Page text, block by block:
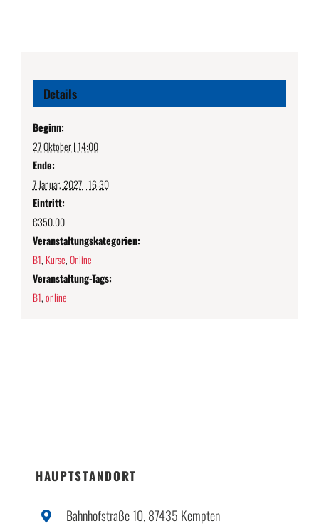
Details
Beginn:
27 Oktober | 14:00
Ende:
7 Januar, 2027 | 16:30
Eintritt:
€350.00
Veranstaltungskategorien:
B1, Kurse,Online
Veranstaltung-Tags:
B1,online
HAUPTSTANDORT
Bahnhofstraße 10, 87435 Kempten